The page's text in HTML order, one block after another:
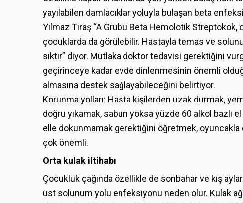
yayılabilen damlacıklar yoluyla bulaşan beta
Yılmaz Tıraş “A Grubu Beta Hemolotik
çocuklarda da görülebilir. Hastayla temas ve
sıktır” diyor. Mutlaka doktor tedavisi gerektiğini
geçirinceye kadar evde dinlenmesinin önemli
almasına destek sağlayabileceğini belirtiyor.
Korunma yolları: Hasta kişilerden uzak durmak,
doğru yıkamak, sabun yoksa yüzde 60 alkol bazlı
elle dokunmamak gerektiğini öğretmek, oyuncakla
çok önemli.
Orta kulak iltihabı
Çocukluk çağında özellikle de sonbahar ve kış
üst solunum yolu enfeksiyonu neden olur. Kulak